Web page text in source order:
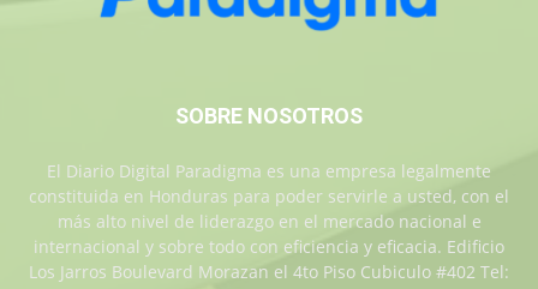
SOBRE NOSOTROS
El Diario Digital Paradigma es una empresa legalmente
constituida en Honduras para poder servirle a usted, con el
más alto nivel de liderazgo en el mercado nacional e
internacional y sobre todo con eficiencia y eficacia. Edificio
Los Jarros Boulevard Morazan el 4to Piso Cubiculo #402 Tel: